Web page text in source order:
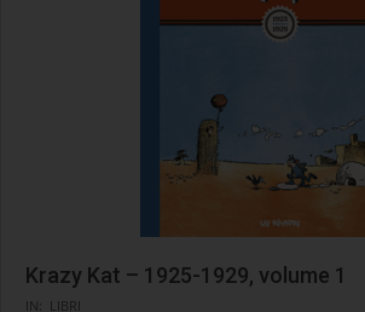
Krazy Kat – 1925-1929, volume 1
2022-
IN: LIBRI